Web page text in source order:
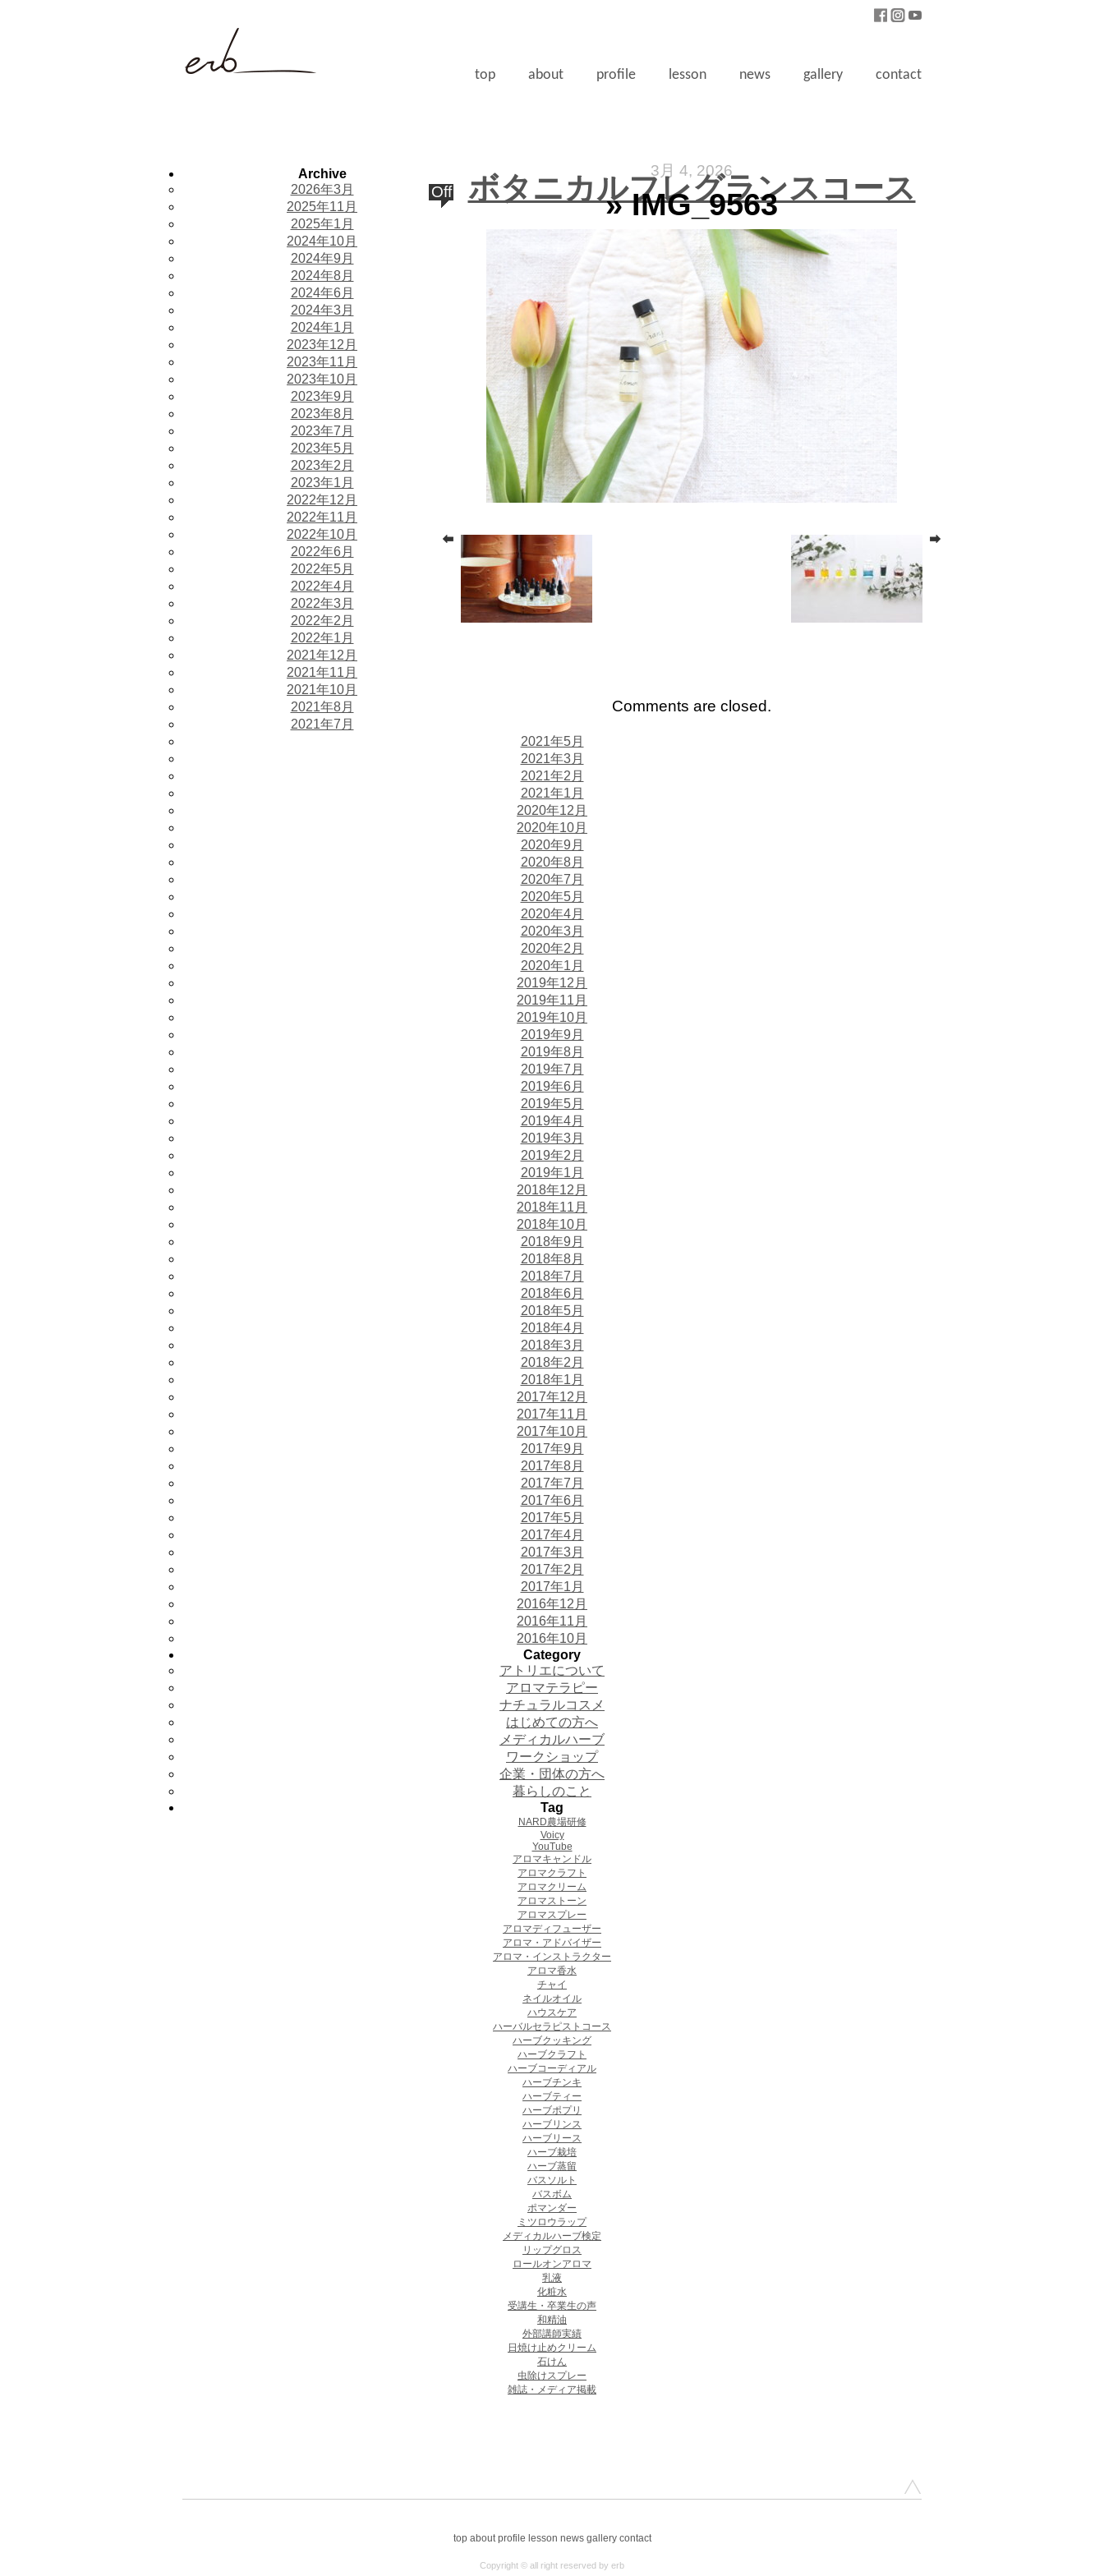
top about profile lesson news gallery contact
3月 4, 2026
Off
ボタニカルフレグランスコース
» IMG_9563
Comments are closed.
Archive
2026年3月
2025年11月
2025年1月
2024年10月
2024年9月
2024年8月
2024年6月
2024年3月
2024年1月
2023年12月
2023年11月
2023年10月
2023年9月
2023年8月
2023年7月
2023年5月
2023年2月
2023年1月
2022年12月
2022年11月
2022年10月
2022年6月
2022年5月
2022年4月
2022年3月
2022年2月
2022年1月
2021年12月
2021年11月
2021年10月
2021年8月
2021年7月
2021年5月
2021年3月
2021年2月
2021年1月
2020年12月
2020年10月
2020年9月
2020年8月
2020年7月
2020年5月
2020年4月
2020年3月
2020年2月
2020年1月
2019年12月
2019年11月
2019年10月
2019年9月
2019年8月
2019年7月
2019年6月
2019年5月
2019年4月
2019年3月
2019年2月
2019年1月
2018年12月
2018年11月
2018年10月
2018年9月
2018年8月
2018年7月
2018年6月
2018年5月
2018年4月
2018年3月
2018年2月
2018年1月
2017年12月
2017年11月
2017年10月
2017年9月
2017年8月
2017年7月
2017年6月
2017年5月
2017年4月
2017年3月
2017年2月
2017年1月
2016年12月
2016年11月
2016年10月
Category
アトリエについて
アロマテラピー
ナチュラルコスメ
はじめての方へ
メディカルハーブ
ワークショップ
企業・団体の方へ
暮らしのこと
Tag
NARD農場研修
Voicy
YouTube
アロマキャンドル
アロマクラフト
アロマクリーム
アロマストーン
アロマスプレー
アロマディフューザー
アロマ・アドバイザー
アロマ・インストラクター
アロマ香水
チャイ
ネイルオイル
ハウスケア
ハーバルセラピストコース
ハーブクッキング
ハーブクラフト
ハーブコーディアル
ハーブチンキ
ハーブティー
ハーブポプリ
ハーブリンス
ハーブリース
ハーブ栽培
ハーブ蒸留
バスソルト
バスボム
ポマンダー
ミツロウラップ
メディカルハーブ検定
リップグロス
ロールオンアロマ
乳液
化粧水
受講生・卒業生の声
和精油
外部講師実績
日焼け止めクリーム
石けん
虫除けスプレー
雑誌・メディア掲載
top about profile lesson news gallery contact
Copyright © all right reserved by erb